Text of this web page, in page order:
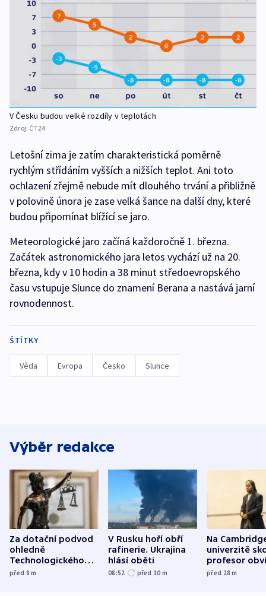
V Česku budou velké rozdíly v teplotách
Zdroj: ČT24
Letošní zima je zatím charakteristická poměrně
rychlým střídáním vyšších a nižších teplot. Ani toto
ochlazení zřejmě nebude mít dlouhého trvání a přibližně
v polovině února je zase velká šance na další dny, které
budou připomínat blížící se jaro.
Meteorologické jaro začíná každoročně 1. března.
Začátek astronomického jara letos vychází už na 20.
března, kdy v 10 hodin a 38 minut středoevropského
času vstupuje Slunce do znamení Berana a nastává jarní
rovnodennost.
ŠTÍTKY
Věda Evropa Česko Slunce
Výběr redakce
Za dotační podvod
ohledně
Technologického
parku poslal soud
před 8m
V Rusku hoří obří
rafinerie. Ukrajina
hlásí oběti
08:52 před 10 m
Na
univerzitě
profesor
plagiátorství
před 28m